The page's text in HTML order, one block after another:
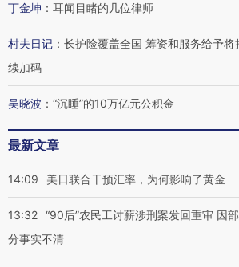
丁金坤 ： 耳闻目睹的几位律师
村夫日记 ： 长护险覆盖全国 筹资和服务给予将
续加码
吴晓波 ： “沉睡”的10万亿元公积金
最新文章
14:09 美日联合干预汇率，为何影响了黄金
13:32 “90后”农民工讨薪涉刑案发回重审 因部
分事实不清